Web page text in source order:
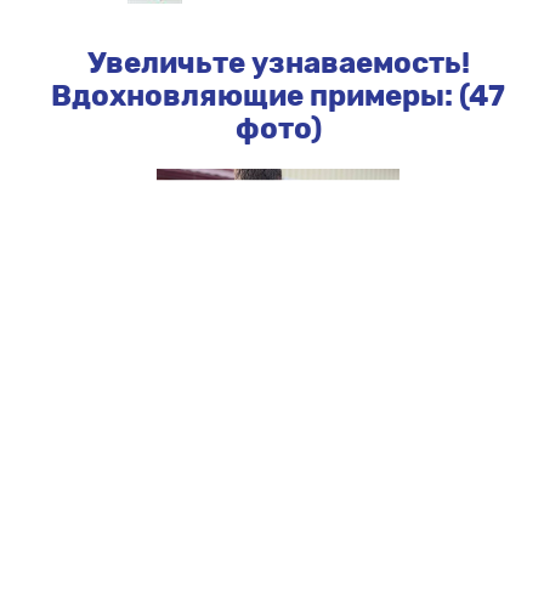
Увеличьте узнаваемость!
Вдохновляющие примеры: (47
фото)